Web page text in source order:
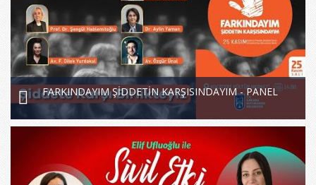
FARKINDAYIM ŞİDDETİN KARŞISINDAYIM - PANEL